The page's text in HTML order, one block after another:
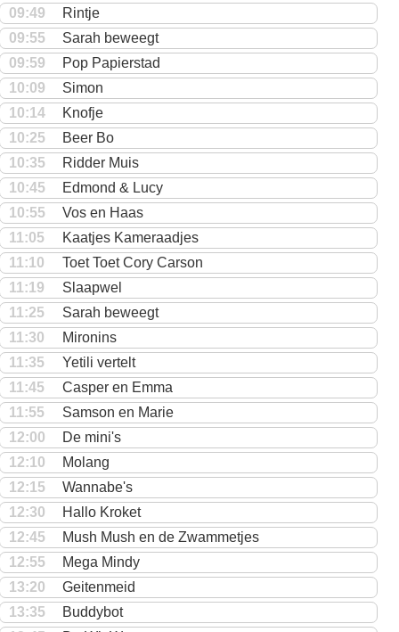
09:49
Rintje
09:55
Sarah beweegt
09:59
Pop Papierstad
10:09
Simon
10:14
Knofje
10:25
Beer Bo
10:35
Ridder Muis
10:45
Edmond & Lucy
10:55
Vos en Haas
11:05
Kaatjes Kameraadjes
11:10
Toet Toet Cory Carson
11:19
Slaapwel
11:25
Sarah beweegt
11:30
Mironins
11:35
Yetili vertelt
11:45
Casper en Emma
11:55
Samson en Marie
12:00
De mini's
12:10
Molang
12:15
Wannabe's
12:30
Hallo Kroket
12:45
Mush Mush en de Zwammetjes
12:55
Mega Mindy
13:20
Geitenmeid
13:35
Buddybot